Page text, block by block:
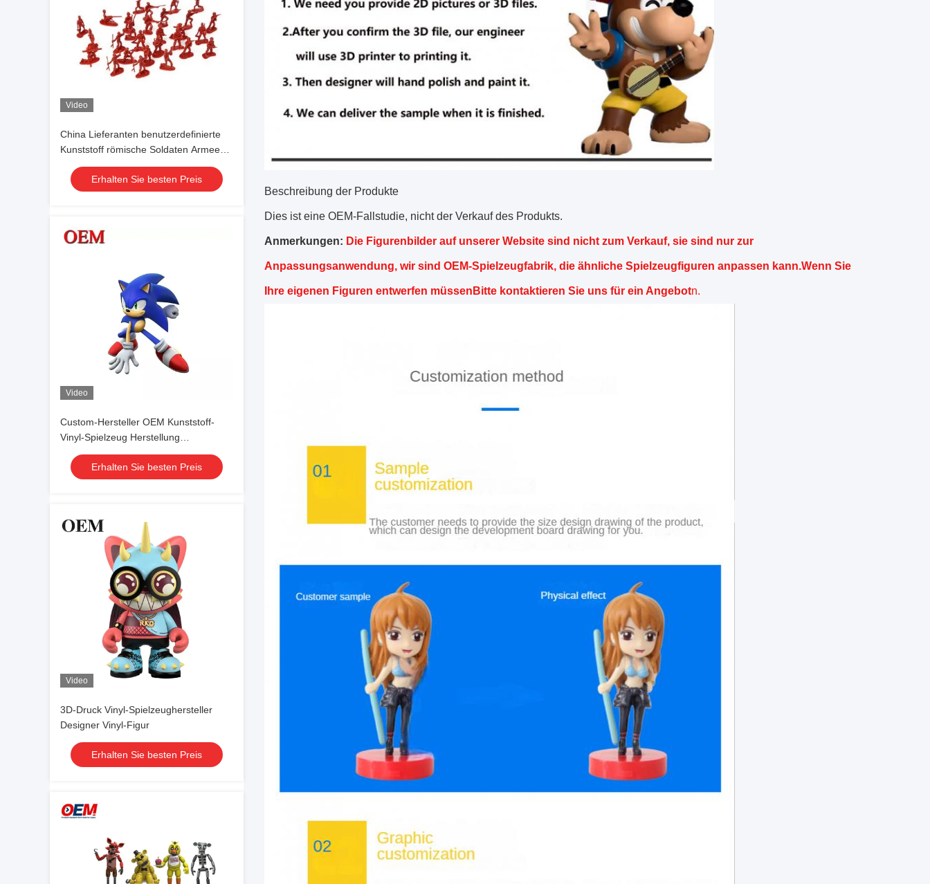
Video
China Lieferanten benutzerdefinierte
Kunststoff römische Soldaten Armee
Soldaten Spielzeug benutzerdefinierte
Figur
Erhalten Sie besten Preis
Video
Custom-Hersteller OEM Kunststoff-
Vinyl-Spielzeug Herstellung
kundenspezifische Action Figure
Erhalten Sie besten Preis
Video
3D-Druck Vinyl-Spielzeughersteller
Designer Vinyl-Figur
Erhalten Sie besten Preis
Beschreibung der Produkte
Dies ist eine OEM-Fallstudie, nicht der Verkauf des Produkts.
Anmerkungen: Die Figurenbilder auf unserer Website sind nicht zum Verkauf, sie sind nur zur
Anpassungsanwendung, wir sind OEM-Spielzeugfabrik, die ähnliche Spielzeugfiguren anpassen kann.Wenn Sie
Ihre eigenen Figuren entwerfen müssenBitte kontaktieren Sie uns für ein Angebotn.